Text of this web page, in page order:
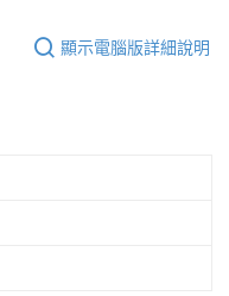
顯示電腦版詳細說明